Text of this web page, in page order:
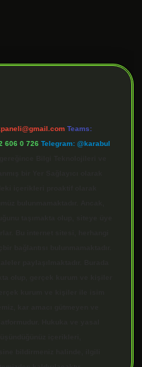
Teams:
606 0 726 Telegram: @karabul